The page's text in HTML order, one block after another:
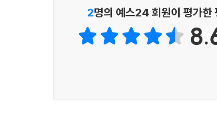
2명의 예스24 회원이 평가한